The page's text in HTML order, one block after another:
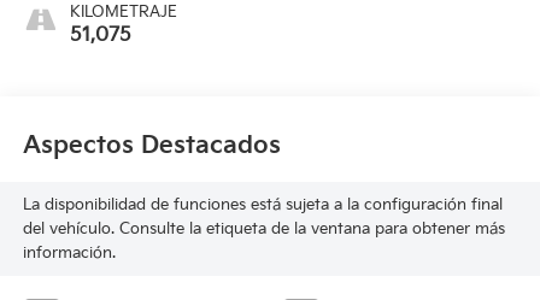
KILOMETRAJE
51,075
Aspectos Destacados
La disponibilidad de funciones está sujeta a la configuración final
del vehículo. Consulte la etiqueta de la ventana para obtener más
información.